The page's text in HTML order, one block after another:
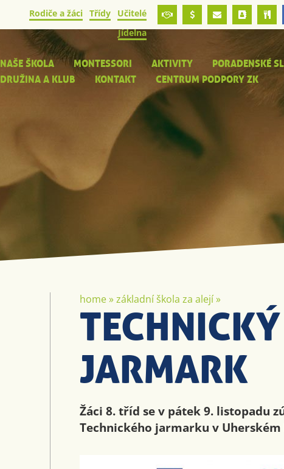
Rodiče a žáci Třídy
Učitelé
Jídelna
NAŠE ŠKOLA MONTESSORI AKTIVITY
PORADENSKÉ
DRUŽINA A KLUB
KONTAKT CENTRUM PODPORY ZK
home»základní škola za alejí»
TECHNICKÝ
JARMARK
Žáci 8. tříd se v pátek 9. listopadu
Technického jarmarku v